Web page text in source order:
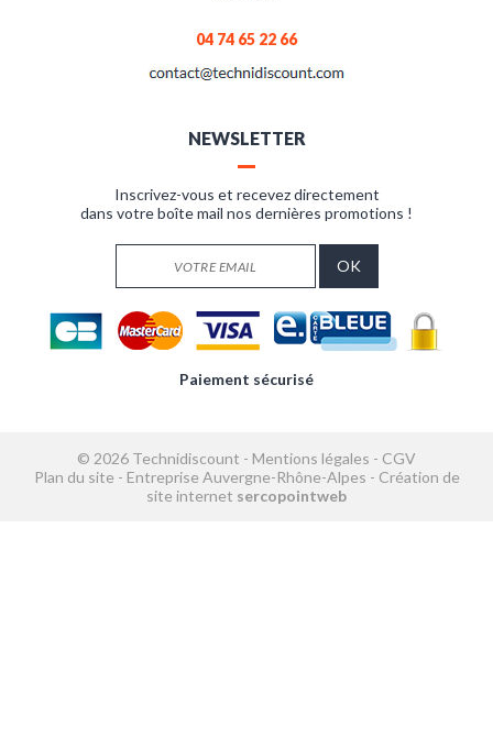
04 74 65 22 66
NEWSLETTER
Inscrivez-vous et recevez directement
dans votre boîte mail nos dernières promotions !
Paiement sécurisé
© 2026 Technidiscount - Mentions légales - CGV
Plan du site - Entreprise Auvergne-Rhône-Alpes - Création de
site internet sercopointweb